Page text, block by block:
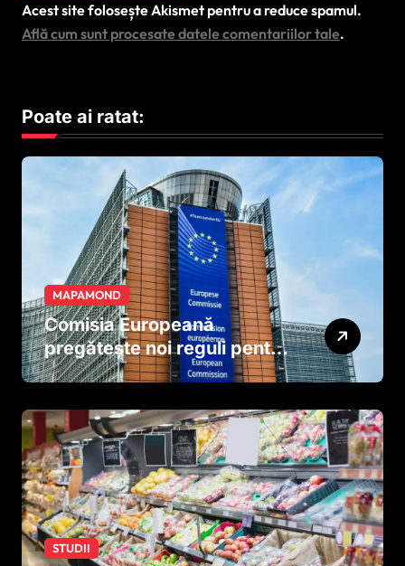
Acest site folosește Akismet pentru a reduce spamul.
Află cum sunt procesate datele comentariilor tale.
Poate ai ratat:
MAPAMOND
Comisia Europeană
pregătește noi reguli pentru
tutun și țigările electronice
STUDII